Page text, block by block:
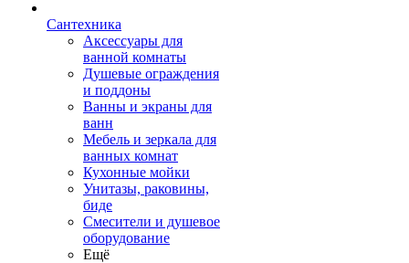
Сантехника
Аксессуары для
ванной комнаты
Душевые ограждения
и поддоны
Ванны и экраны для
ванн
Мебель и зеркала для
ванных комнат
Кухонные мойки
Унитазы, раковины,
биде
Смесители и душевое
оборудование
Ещё